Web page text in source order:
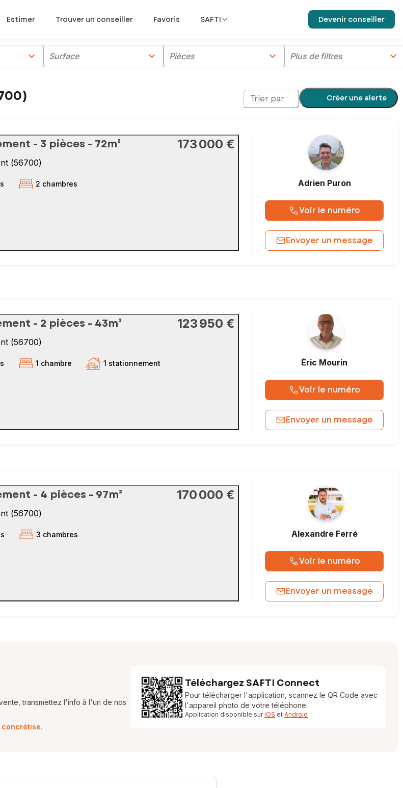
Estimer Trouver un conseiller Favoris SAFTI Devenir conseiller
chevron_right Surface chevron_right Pièces chevron_right Plus de filtres chevron_right
Trier par Créer une alerte
- 3 pièces - 72m² 173 000 €
(56700)
2 chambres Adrien Puron
Voir le numéro
Envoyer un message
- 2 pièces - 43m² 123 950 €
(56700)
1 chambre 1 stationnement Éric Mourin
Voir le numéro
Envoyer un message
- 4 pièces - 97m² 170 000 €
(56700)
3 chambres Alexandre Ferré
Voir le numéro
Envoyer un message
transmettez l'info à l'un de nos
concrétise.
Téléchargez SAFTI Connect
Pour télécharger l'application, scannez le QR Code avec
l'appareil photo de votre téléphone.
Application disponible suriOS et Android